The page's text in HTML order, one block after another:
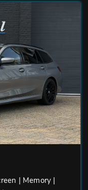
| Memory |